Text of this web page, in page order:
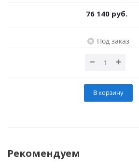
76 140 руб.
Под заказ
В корзину
Рекомендуем